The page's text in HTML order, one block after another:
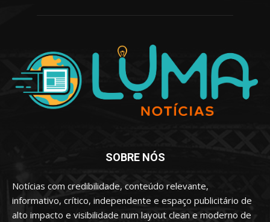
SOBRE NÓS
Notícias com credibilidade, conteúdo relevante,
informativo, crítico, independente e espaço publicitário de
alto impacto e visibilidade num layout clean e moderno de